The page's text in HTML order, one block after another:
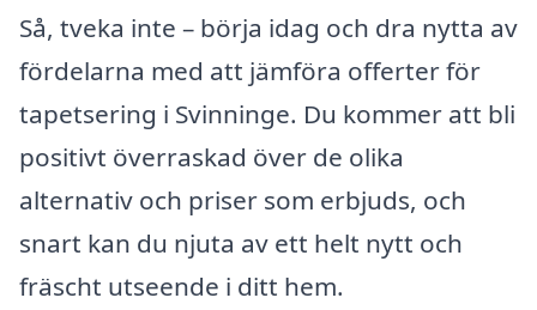
Så, tveka inte – börja idag och dra nytta av
fördelarna med att jämföra offerter för
tapetsering i Svinninge. Du kommer att bli
positivt överraskad över de olika
alternativ och priser som erbjuds, och
snart kan du njuta av ett helt nytt och
fräscht utseende i ditt hem.